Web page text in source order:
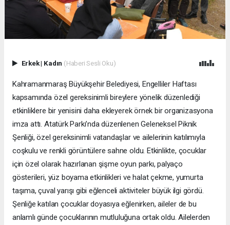
Erkek| Kadın (Haberi Sesli Oku)
Kahramanmaraş Büyükşehir Belediyesi, Engelliler Haftası
kapsamında özel gereksinimli bireylere yönelik düzenlediği
etkinliklere bir yenisini daha ekleyerek örnek bir organizasyona
imza attı. Atatürk Parkı’nda düzenlenen Geleneksel Piknik
Şenliği, özel gereksinimli vatandaşlar ve ailelerinin katılımıyla
coşkulu ve renkli görüntülere sahne oldu. Etkinlikte, çocuklar
için özel olarak hazırlanan şişme oyun parkı, palyaço
gösterileri, yüz boyama etkinlikleri ve halat çekme, yumurta
taşıma, çuval yarışı gibi eğlenceli aktiviteler büyük ilgi gördü.
Şenliğe katılan çocuklar doyasıya eğlenirken, aileler de bu
anlamlı günde çocuklarının mutluluğuna ortak oldu. Ailelerden